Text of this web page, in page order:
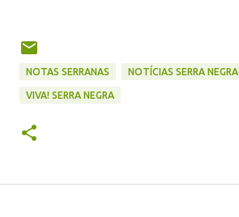
NOTAS SERRANAS NOTÍCIAS SERRA NEGRA
VIVA! SERRA NEGRA